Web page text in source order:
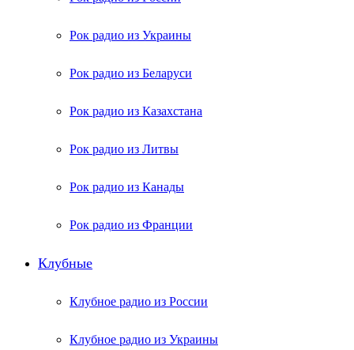
Рок радио из Украины
Рок радио из Беларуси
Рок радио из Казахстана
Рок радио из Литвы
Рок радио из Канады
Рок радио из Франции
Клубные
Клубное радио из России
Клубное радио из Украины